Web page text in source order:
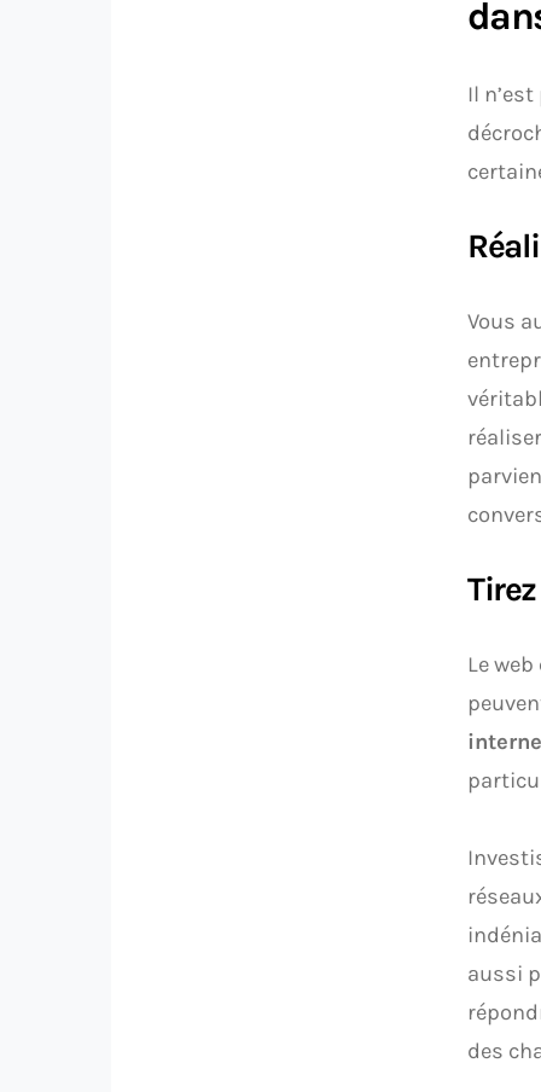
Il
Vous
réaliser
Le
aussi
des